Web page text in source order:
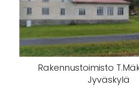
Rakennustoimisto
Jyväskylä